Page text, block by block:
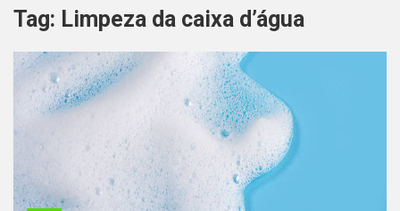
Tag: Limpeza da caixa d’água